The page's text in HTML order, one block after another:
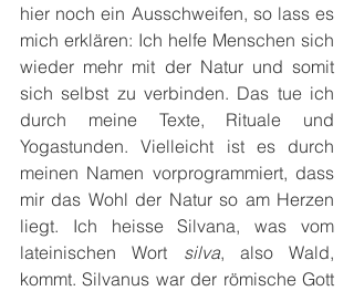
hier noch ein Ausschweifen, so lass es
mich erklären: Ich helfe Menschen sich
wieder mehr mit der Natur und somit
sich selbst zu verbinden. Das tue ich
durch meine Texte, Rituale und
Yogastunden. Vielleicht ist es durch
meinen Namen vorprogrammiert, dass
mir das Wohl der Natur so am Herzen
liegt. Ich heisse Silvana, was vom
lateinischen Wort silva, also Wald,
kommt. Silvanus war der römische Gott